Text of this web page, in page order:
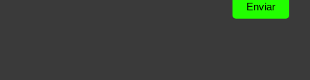
Enviar